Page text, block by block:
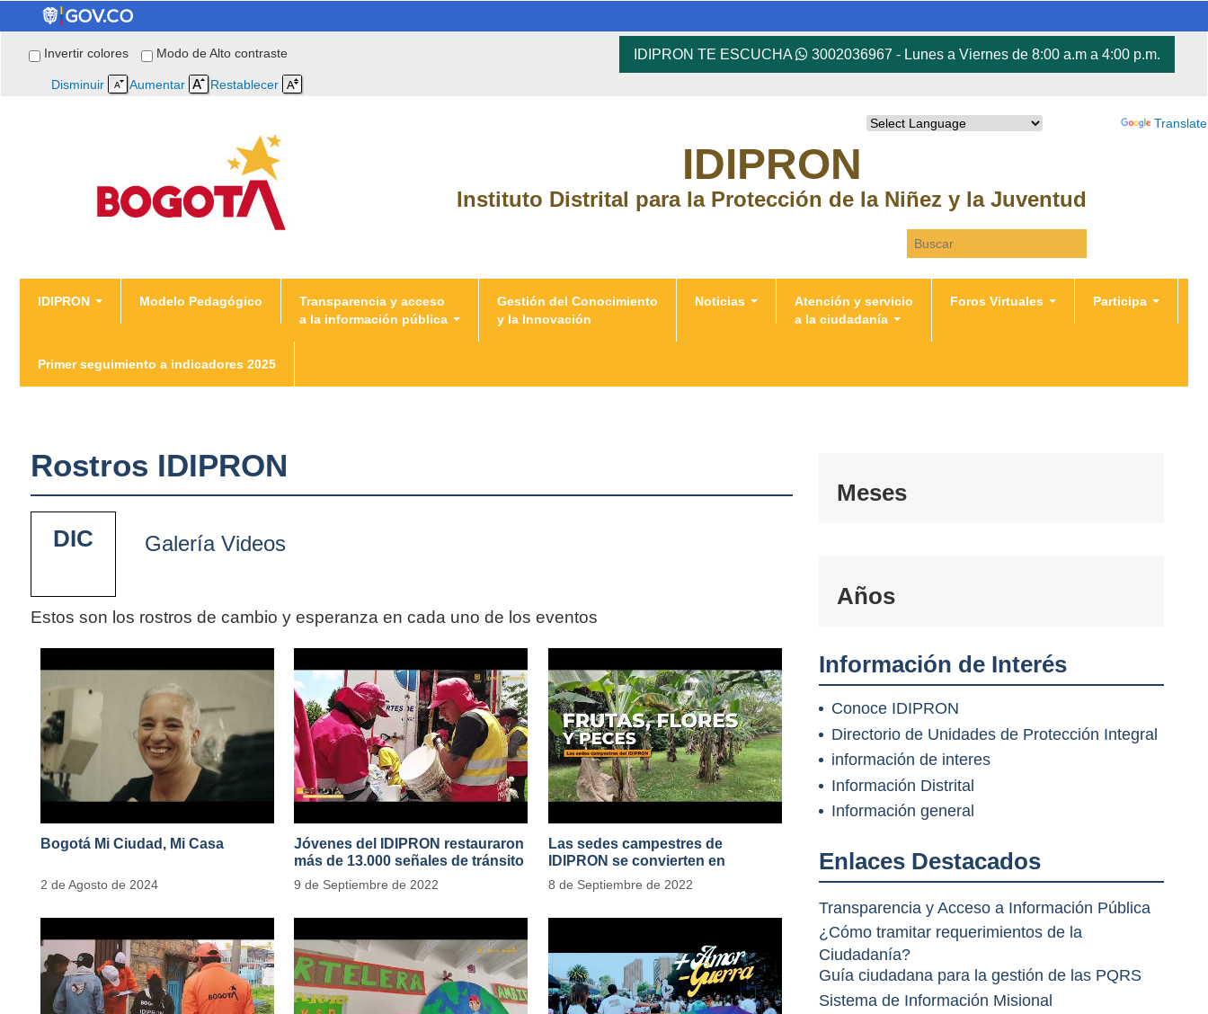
Invertir colores Modo de Alto contraste
Disminuir Aumentar Restablecer
IDIPRON TE ESCUCHA 3002036967 - Lunes a Viernes de 8:00 a.m a 4:00 p.m.
Translate
Search this site
IDIPRON
Instituto Distrital para la Protección de la Niñez y la Juventud
IDIPRON Modelo Pedagógico
Transparencia y acceso
a la información pública
Gestión del Conocimiento
y la Innovación
Noticias
Atención y servicio
a la ciudadanía
Foros Virtuales Participa
Primer seguimiento a indicadores 2025
You are here
Rostros IDIPRON
Galería Videos
Estos son los rostros de cambio y esperanza en cada uno de los eventos
Bogotá Mi Ciudad, Mi Casa
2 de Agosto de 2024
Jóvenes del IDIPRON restauraron
más de 13.000 señales de tránsito
9 de Septiembre de 2022
Las sedes campestres de
IDIPRON se convierten en
laboratorios agroecológicos
8 de Septiembre de 2022
Pages
DIC
Meses
Años
Información de Interés
Conoce IDIPRON
Directorio de Unidades de Protección Integral
información de interes
Información Distrital
Información general
Enlaces Destacados
Transparencia y Acceso a Información Pública
¿Cómo tramitar requerimientos de la
Ciudadanía?
Guía ciudadana para la gestión de las PQRS
Sistema de Información Misional